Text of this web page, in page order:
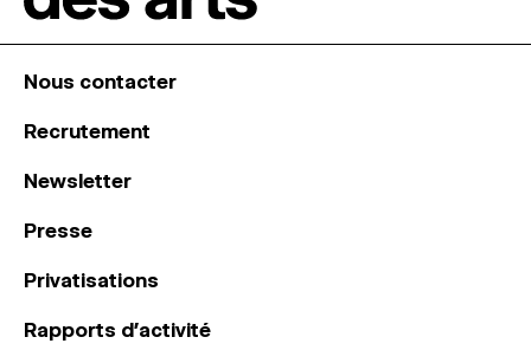
Nous contacter
Recrutement
Newsletter
Presse
Privatisations
Rapports d’activité